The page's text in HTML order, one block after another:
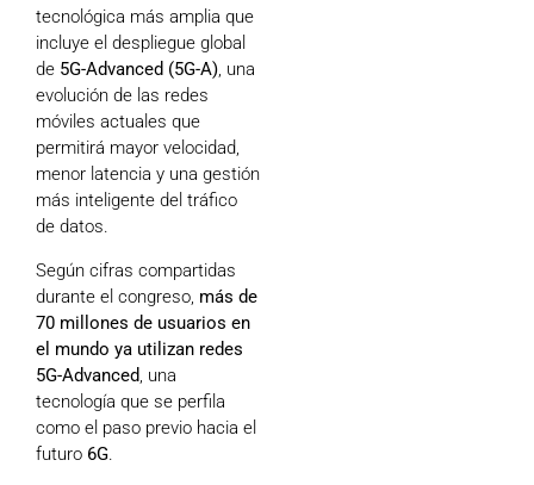
tecnológica más amplia que
incluye el despliegue global
de 5G-Advanced (5G-A), una
evolución de las redes
móviles actuales que
permitirá mayor velocidad,
menor latencia y una gestión
más inteligente del tráfico
de datos.
Según cifras compartidas
durante el congreso, más de
70 millones de usuarios en
el mundo ya utilizan redes
5G-Advanced, una
tecnología que se perfila
como el paso previo hacia el
futuro 6G.